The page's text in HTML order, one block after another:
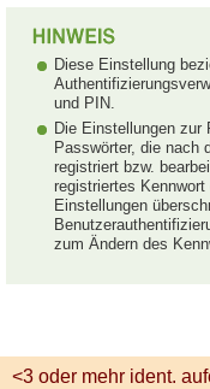
Diese Einstellung
und PIN.
Die Einstellungen zur
Passwörter, die nach
registriert bzw.
registriertes
Einstellungen
zum Ändern des
<3 oder mehr ident.